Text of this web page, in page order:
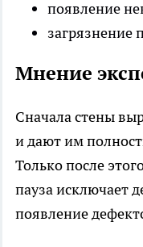
появление
загрязнение
Мнение
Сначала стены
и дают им
Только после
пауза исключает
появление